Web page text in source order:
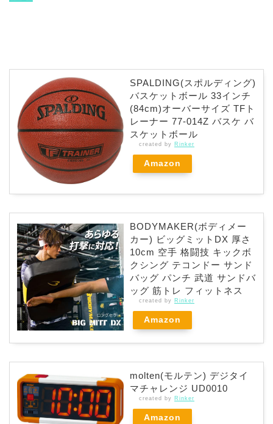
SPALDING(スポルディング)
バスケットボール 33インチ
(84cm)オーバーサイズ TFト
レーナー 77-014Z バスケ バ
スケットボール
created by Rinker
Amazon
BODYMAKER(ボディメー
カー) ビッグミットDX 厚さ
10cm 空手 格闘技 キックボ
クシング テコンドー サンド
バッグ パンチ 武道 サンドバ
ッグ 筋トレ フィットネス
created by Rinker
Amazon
molten(モルテン) デジタイ
マチャレンジ UD0010
created by Rinker
Amazon